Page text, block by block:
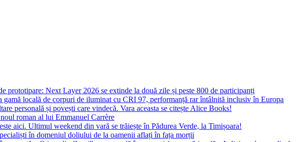
prototipare: Next Layer 2026 se extinde la două zile și peste 800 de participanți
gamă locală de corpuri de iluminat cu CRI 97, performanță rar întâlnită inclusiv în Europa
personală și povești care vindecă. Vara aceasta se citește Alice Books!
roman al lui Emmanuel Carrère
aici. Ultimul weekend din vară se trăiește în Pădurea Verde, la Timișoara!
în domeniul doliului de la oamenii aflați în fața morții